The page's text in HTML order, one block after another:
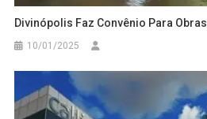
Divinópolis Faz Convênio Para Obras
10/01/2025